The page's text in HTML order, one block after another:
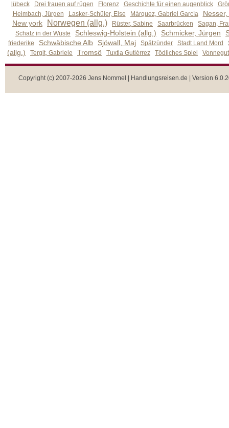
lübeck
Drei frauen auf rügen Florenz Geschichte für einen augenblick
Heimbach, Jürgen
Lasker-Schüler, Else Márquez, Gabriel García
New york
Norwegen (allg.) Rüster, Sabine Saarbrücken
Sagan,
Schatz in der Wüste
Schleswig-Holstein (allg.) Schmicker, Jürgen
friederike Schwäbische Alb Sjöwall, Maj Spätzünder Stadt Land Mord
(allg.) Tergit, Gabriele Tromsö Tuxtla Gutiérrez Tödliches Spiel
Copyright (c) 2007-2026 Jens Nommel | Handlungsreisen.de | Version